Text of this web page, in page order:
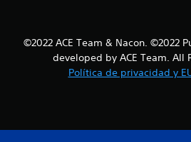
©2022 ACE Team & Nacon. ©2022
developed by ACE Team. All
Política de privacidad y